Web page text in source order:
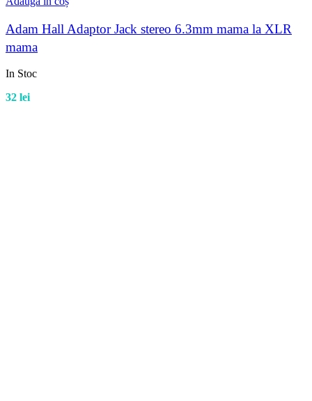
Adam Hall Adaptor Jack stereo 6.3mm mama la XLR
mama
In Stoc
32 lei